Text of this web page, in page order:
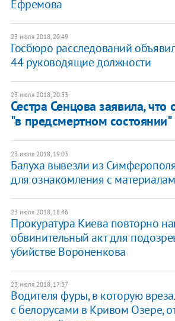
Ефремова
23 июля 2018, 20:49
Госбюро расследований
44 руководящие должности
23 июля 2018, 20:33
Сестра Сенцова заявила, что
"в предсмертном состоянии"
23 июля 2018, 19:03
Балуха вывезли из
для ознакомления с
23 июля 2018, 18:46
Прокуратура Киева повторно
обвинительный акт для
убийстве Вороненкова
23 июля 2018, 17:37
Водителя фуры, в которую
с белорусами в Кривом Озере,